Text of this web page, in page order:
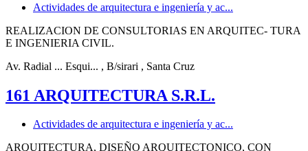
Actividades de arquitectura e ingeniería y ac...
REALIZACION DE CONSULTORIAS EN ARQUITEC- TURA
E INGENIERIA CIVIL.
Av. Radial ... Esqui... , B/sirari , Santa Cruz
161 ARQUITECTURA S.R.L.
Actividades de arquitectura e ingeniería y ac...
ARQUITECTURA, DISEÑO ARQUITECTONICO, CON